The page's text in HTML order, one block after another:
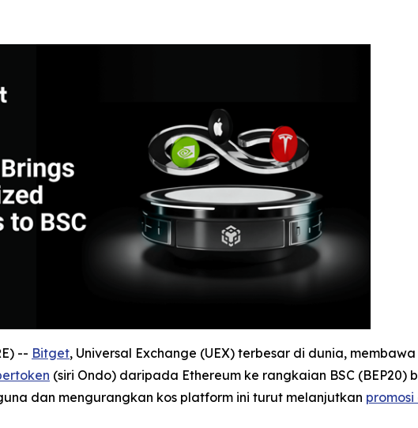
-- Bitget, Universal Exchange (UEX) terbesar di dunia,
(siri Ondo) daripada Ethereum ke rangkaian BSC (BEP20)
dan mengurangkan kos platform ini turut melanjutkan